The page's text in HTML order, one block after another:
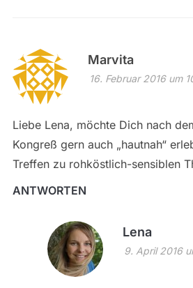
Marvita
16. Februar 2016 um
Liebe Lena, möchte Dich nach
Kongreß gern auch „hautnah“
Treffen zu rohköstlich-sensiblen
ANTWORTEN
Lena
9. April 2016